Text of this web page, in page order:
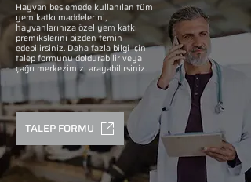
Hayvan beslemede kullanılan tüm
yem katkı maddelerini,
hayvanlarınıza özel yem katkı
premikslerini bizden temin
edebilirsiniz. Daha fazla bilgi için
talep formunu doldurabilir veya
çağrı merkezimizi arayabilirsiniz.
TALEP FORMU